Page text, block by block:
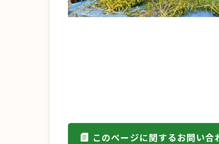
このページに関するお問い合